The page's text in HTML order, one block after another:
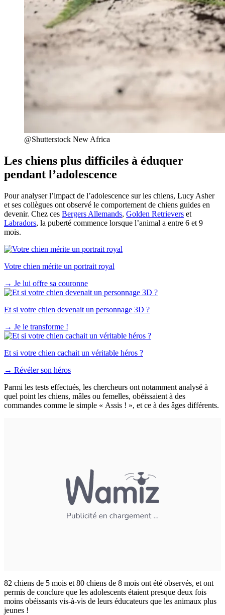
@Shutterstock New Africa
Les chiens plus difficiles à éduquer
pendant l’adolescence
Pour analyser l’impact de l’adolescence sur les chiens, Lucy Asher
et ses collègues ont observé le comportement de chiens guides en
devenir. Chez ces Bergers Allemands, Golden Retrievers et
Labradors, la puberté commence lorsque l’animal a entre 6 et 9
mois.
Votre chien mérite un portrait royal
→ Je lui offre sa couronne
Et si votre chien devenait un personnage 3D ?
→ Je le transforme !
Et si votre chien cachait un véritable héros ?
→ Révéler son héros
Parmi les tests effectués, les chercheurs ont notamment analysé à
quel point les chiens, mâles ou femelles, obéissaient à des
commandes comme le simple « Assis ! », et ce à des âges différents.
82 chiens de 5 mois et 80 chiens de 8 mois ont été observés, et ont
permis de conclure que les adolescents étaient presque deux fois
moins obéissants vis-à-vis de leurs éducateurs que les animaux plus
jeunes !